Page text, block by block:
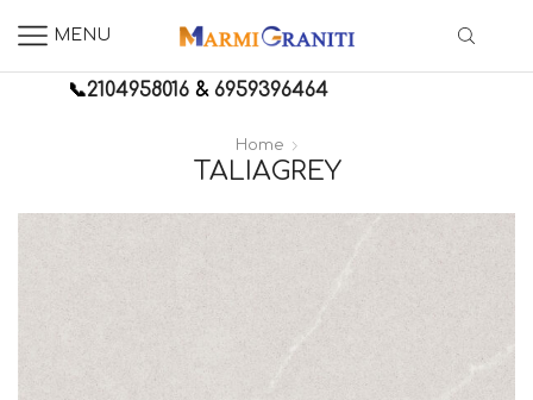
MENU
📞2104958016 &6959396464
Home
TALIAGREY